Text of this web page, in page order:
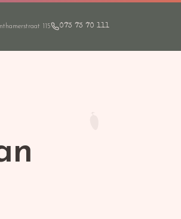
115 073 73 70 111